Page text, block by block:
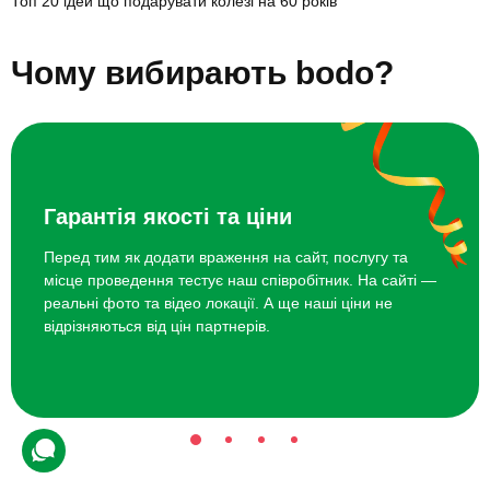
на 60 років
Чайна церемонія.
Екскурсія на екоферму з дегустацією.
Вечеря в грузинському ресторані.
Тур замками Поділля.
Театральний вікенд у Львові.
Джаз-вечір.
Подарунковий сертифікат на яскраві емоції — це чудовий спосіб
Чому вибирають bodo?
Гарантія якості та ціни
Перед тим як додати враження на сайт, послугу та
місце проведення тестує наш співробітник. На сайті —
реальні фото та відео локації. А ще наші ціни не
відрізняються від цін партнерів.